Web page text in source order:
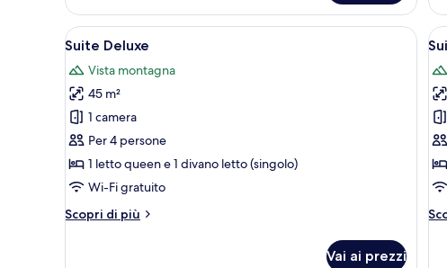
singola
Apri
tutte
le
foto
per
Suite
Deluxe
Un interno moderno con una parete
10
Suite Deluxe
Vista montagna
45 m²
1 camera
Per 4 persone
1 letto queen e 1 divano letto (singolo)
Wi-Fi gratuito
Scopri di più
Altri
Vai ai prezzi
le